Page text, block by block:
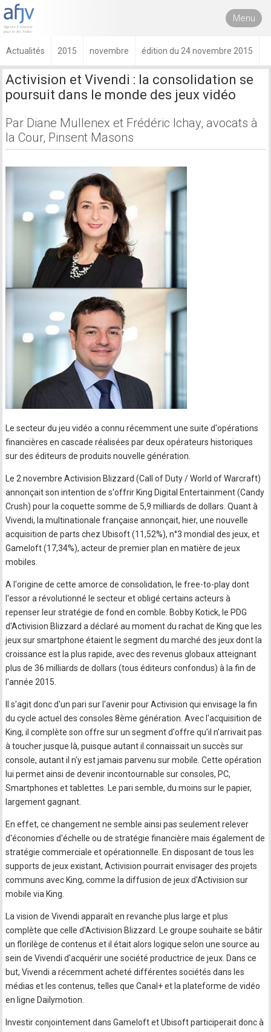
Menu
Actualités 2015 novembre édition du 24 novembre 2015
Activision et Vivendi : la consolidation se
poursuit dans le monde des jeux vidéo
Par Diane Mullenex et Frédéric Ichay, avocats à
la Cour, Pinsent Masons
Le secteur du jeu vidéo a connu récemment une suite d'opérations
financières en cascade réalisées par deux opérateurs historiques
sur des éditeurs de produits nouvelle génération.
Le 2 novembre Activision Blizzard (Call of Duty / World of Warcraft)
annonçait son intention de s'offrir King Digital Entertainment (Candy
Crush) pour la coquette somme de 5,9 milliards de dollars. Quant à
Vivendi, la multinationale française annonçait, hier, une nouvelle
acquisition de parts chez Ubisoft (11,52%), n°3 mondial des jeux, et
Gameloft (17,34%), acteur de premier plan en matière de jeux
mobiles.
A l'origine de cette amorce de consolidation, le free-to-play dont
l'essor a révolutionné le secteur et obligé certains acteurs à
repenser leur stratégie de fond en comble. Bobby Kotick, le PDG
d'Activision Blizzard a déclaré au moment du rachat de King que les
jeux sur smartphone étaient le segment du marché des jeux dont la
croissance est la plus rapide, avec des revenus globaux atteignant
plus de 36 milliards de dollars (tous éditeurs confondus) à la fin de
l'année 2015.
Il s'agit donc d'un pari sur l'avenir pour Activision qui envisage la fin
du cycle actuel des consoles 8ème génération. Avec l'acquisition de
King, il complète son offre sur un segment d'offre qu'il n'arrivait pas
à toucher jusque là, puisque autant il connaissait un succès sur
console, autant il n'y est jamais parvenu sur mobile. Cette opération
lui permet ainsi de devenir incontournable sur consoles, PC,
Smartphones et tablettes. Le pari semble, du moins sur le papier,
largement gagnant.
En effet, ce changement ne semble ainsi pas seulement relever
d'économies d'échelle ou de stratégie financière mais également de
stratégie commerciale et opérationnelle. En disposant de tous les
supports de jeux existant, Activision pourrait envisager des projets
communs avec King, comme la diffusion de jeux d'Activision sur
mobile via King.
La vision de Vivendi apparaît en revanche plus large et plus
complète que celle d'Activision Blizzard. Le groupe souhaite se bâtir
un florilège de contenus et il était alors logique selon une source au
sein de Vivendi d'acquérir une société productrice de jeux. Dans ce
but, Vivendi a récemment acheté différentes sociétés dans les
médias et les contenus, telles que Canal+ et la plateforme de vidéo
en ligne Dailymotion.
Investir conjointement dans Gameloft et Ubisoft participerait donc à